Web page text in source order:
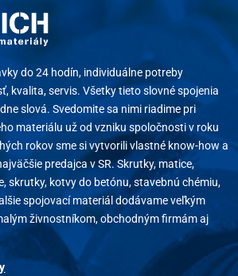
do 24 hodín, individuálne potreby
kvalita, servis. Všetky tieto slovné spojenia
slová. Svedomite sa nimi riadime pri
materiálu už od vzniku spoločnosti v roku
rokov sme si vytvorili vlastné know-how a
predajca v SR. Skrutky, matice,
skrutky, kotvy do betónu, stavebnú chémiu,
spojovací materiál dodávame veľkým
živnostníkom, obchodným firmám aj